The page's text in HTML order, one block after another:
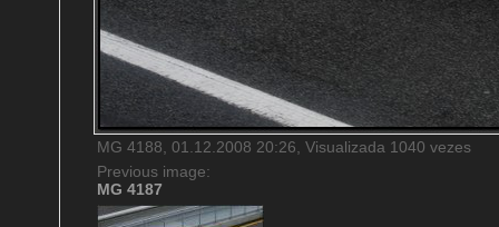
MG 4188, 01.12.2008 20:26, Visualizada 1040 vezes
Previous image:
MG 4187